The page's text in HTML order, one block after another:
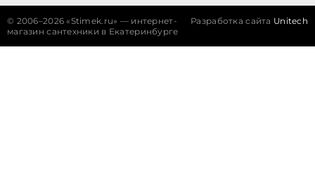
© 2006–2026 «Stimek.ru» — интернет-
магазин сантехники в Екатеринбурге
Разработка сайта Unitech